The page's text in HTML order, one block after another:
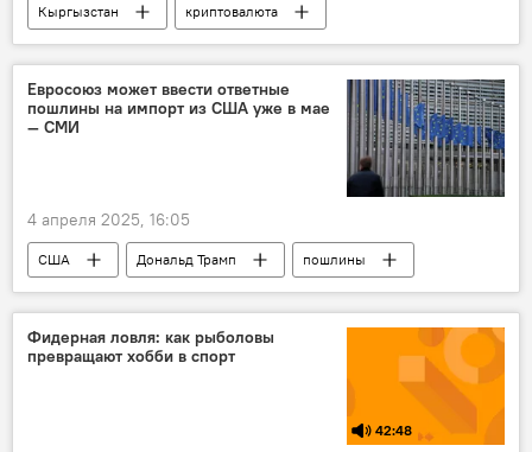
Кыргызстан
криптовалюта
блокчейн
меморандум
подписание
криптобиржа Binance
Евросоюз может ввести ответные
пошлины на импорт из США уже в мае
— СМИ
4 апреля 2025, 16:05
США Дональд Трамп
пошлины
товары
импорт
Евросоюз
В мире
Фидерная ловля: как рыболовы
превращают хобби в спорт
42:48